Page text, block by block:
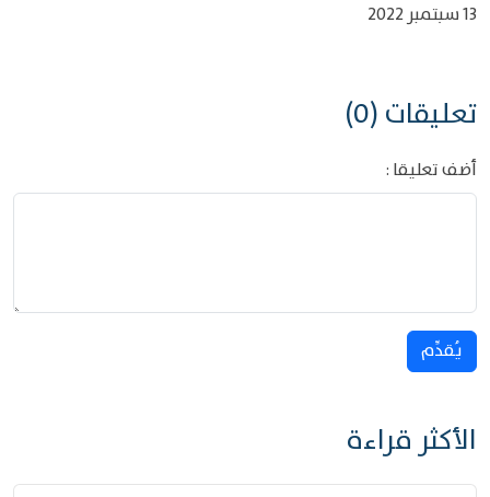
13 سبتمبر 2022
تعليقات (0)
أضف تعليقا :
يُقدِّم
الأكثر قراءة